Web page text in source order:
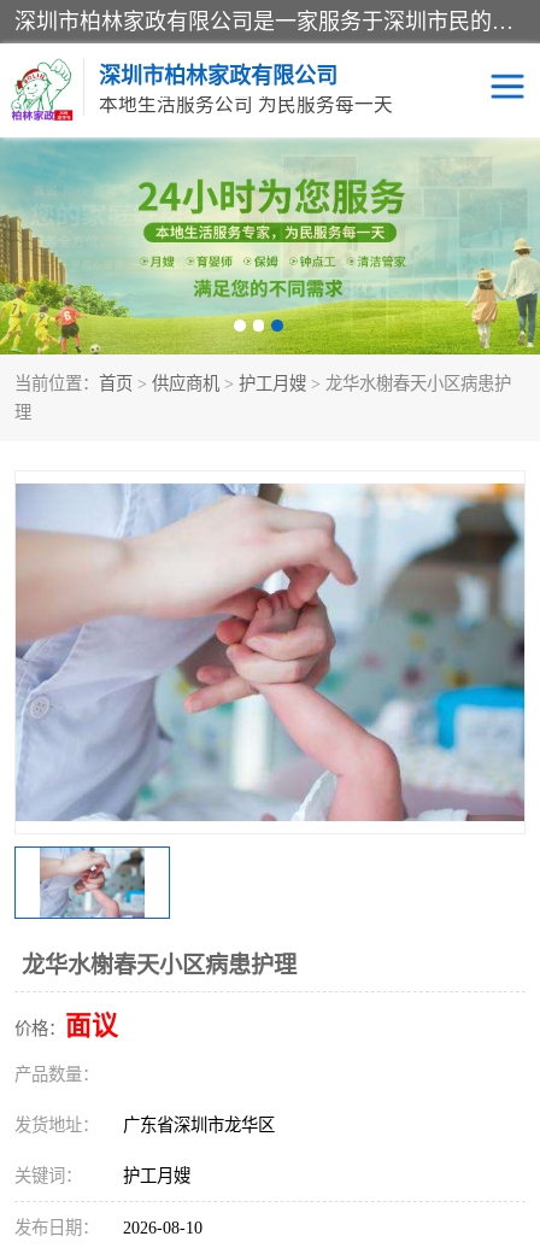
深圳市柏林家政有限公司是一家服务于深圳市民的专业家政公司。致力于为客户提供高质量、多维度的家庭服务，包括养老、母婴、月嫂育婴早教、康复理疗、家电清洗和保洁等方面的专业服务。
深圳市柏林家政有限公司
本地生活服务公司 为民服务每一天
当前位置： 首页 > 供应商机 > 护工月嫂 > 龙华水榭春天小区病患护
理
龙华水榭春天小区病患护理
价格： 面议
产品数量：
发货地址： 广东省深圳市龙华区
关键词： 护工月嫂
发布日期： 2026-08-10
家居保洁 护工月嫂
家庭保姆 家政服务